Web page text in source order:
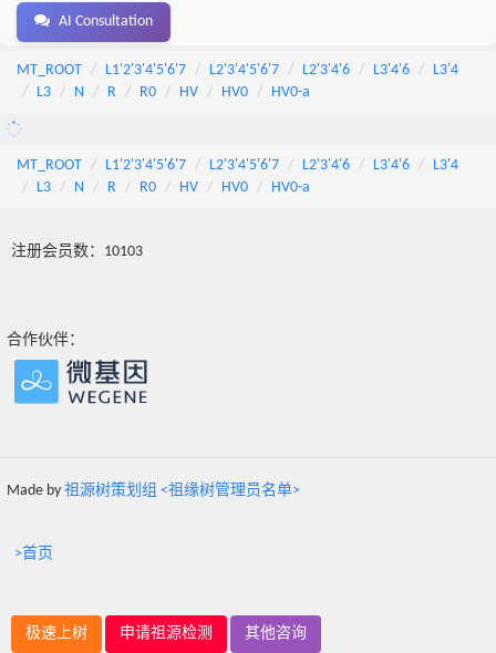
AI Consultation
MT_ROOT L1'2'3'4'5'6'7 L2'3'4'5'6'7 L2'3'4'6 L3'4'6
L3'4
L3
N R R0 HV HV0 HV0-a
MT_ROOT L1'2'3'4'5'6'7 L2'3'4'5'6'7 L2'3'4'6 L3'4'6
L3'4
L3
N R R0 HV HV0 HV0-a
注册会员数：10103
合作伙伴：
Made by 祖源树策划组 <祖缘树管理员名单>
>首页
极速上树 申请祖源检测 其他咨询